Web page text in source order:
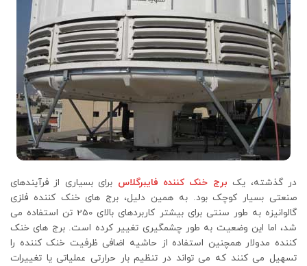
در گذشته، یک برج خنک کننده فایبرگلاس برای بسیاری از فرآیندهای
صنعتی بسیار کوچک بود. به همین دلیل، برج های خنک کننده فلزی
گالوانیزه به طور سنتی برای بیشتر کاربردهای بالای 250 تن استفاده می
شد، اما این وضعیت به طور چشمگیری تغییر کرده است. برج ‌های خنک‌
کننده مدولار همچنین استفاده از حاشیه اضافی ظرفیت خنک‌ کننده را
تسهیل می ‌کنند که می ‌تواند در تنظیم بار حرارتی عملیاتی یا تغییرات